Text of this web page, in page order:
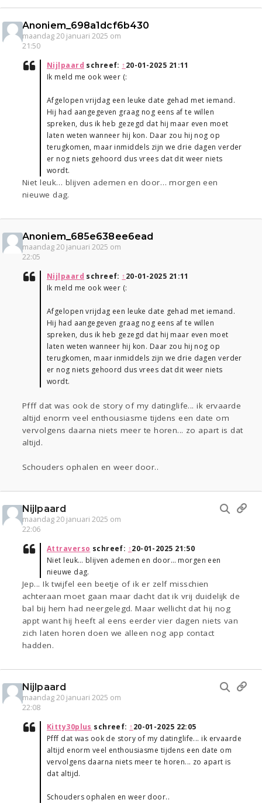
Anoniem_698a1dcf6b430
maandag 20 januari 2025 om
21:50
Nijlpaard schreef: ↑20-01-2025 21:11
Ik meld me ook weer (:
Afgelopen vrijdag een leuke date gehad met iemand.
Hij had aangegeven graag nog eens af te willen
spreken, dus ik heb gezegd dat hij maar even moet
laten weten wanneer hij kon. Daar zou hij nog op
terugkomen, maar inmiddels zijn we drie dagen verder
er nog niets gehoord dus vrees dat dit weer niets
wordt.
Niet leuk… blijven ademen en door… morgen een
nieuwe dag.
Anoniem_685e638ee6ead
maandag 20 januari 2025 om
22:05
Nijlpaard schreef: ↑20-01-2025 21:11
Ik meld me ook weer (:
Afgelopen vrijdag een leuke date gehad met iemand.
Hij had aangegeven graag nog eens af te willen
spreken, dus ik heb gezegd dat hij maar even moet
laten weten wanneer hij kon. Daar zou hij nog op
terugkomen, maar inmiddels zijn we drie dagen verder
er nog niets gehoord dus vrees dat dit weer niets
wordt.
Pfff dat was ook de story of my datinglife... ik ervaarde
altijd enorm veel enthousiasme tijdens een date om
vervolgens daarna niets meer te horen... zo apart is dat
altijd.
Schouders ophalen en weer door..
Nijlpaard
maandag 20 januari 2025 om
22:06
Attraverso schreef: ↑20-01-2025 21:50
Niet leuk… blijven ademen en door… morgen een
nieuwe dag.
Jep... Ik twijfel een beetje of ik er zelf misschien
achteraan moet gaan maar dacht dat ik vrij duidelijk de
bal bij hem had neergelegd. Maar wellicht dat hij nog
appt want hij heeft al eens eerder vier dagen niets van
zich laten horen doen we alleen nog app contact
hadden.
Nijlpaard
maandag 20 januari 2025 om
22:08
Kitty30plus schreef: ↑20-01-2025 22:05
Pfff dat was ook de story of my datinglife... ik ervaarde
altijd enorm veel enthousiasme tijdens een date om
vervolgens daarna niets meer te horen... zo apart is
dat altijd.
Schouders ophalen en weer door..